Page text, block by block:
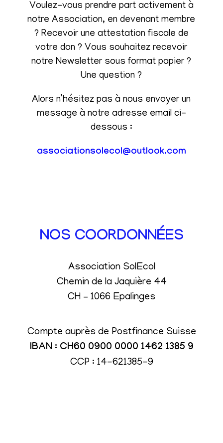
Voulez-vous prendre part activement à
notre Association, en devenant membre
? Recevoir une attestation fiscale de
votre don ? Vous souhaitez recevoir
notre Newsletter sous format papier ?
Une question ?
Alors n’hésitez pas à nous envoyer un
message à notre adresse email ci-
dessous :
associationsolecol@outlook.com
NOS COORDONNÉES
Association SolEcol
Chemin de la Jaquière 44
CH – 1066 Epalinges
Compte auprès de Postfinance Suisse
IBAN : CH60 0900 0000 1462 1385 9
CCP : 14-621385-9